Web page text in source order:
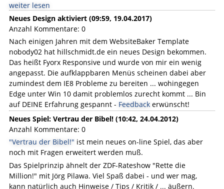
weiter lesen
Neues Design aktiviert (09:59, 19.04.2017)
Anzahl Kommentare: 0
Nach einigen Jahren mit dem WebsiteBaker Template
nobody02 hat hillschmidt.de ein neues Design bekommen.
Das heißt Fyorx Responsive und wurde von mir ein wenig
angepasst. Die aufklappbaren Menüs scheinen dabei aber
zumindest dem IE8 Probleme zu bereiten ... wohingegen
Edge unter Win 10 damit problemlos zurecht kommt ... Bin
auf DEINE Erfahrung gespannt - Feedbackerwünscht!
Neues Spiel: Vertrau der Bibel! (10:42, 24.04.2012)
Anzahl Kommentare: 0
"Vertrau der Bibel!" ist mein neues on-line Spiel, das aber
noch mit Fragen erweitert werden muß.
Das Spielprinzip ähnelt der ZDF-Rateshow "Rette die
Million!" mit Jörg Pilawa. Viel Spaß dabei - und wer mag,
kann natürlich auch Hinweise / Tips / Kritik / ... äußern.